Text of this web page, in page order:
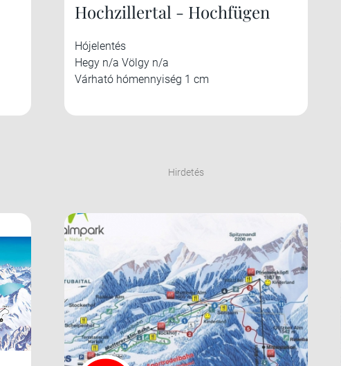
Hochzillertal - Hochfügen
Hójelentés
Hegy n/a Völgy n/a
Várható hómennyiség 1 cm
Hirdetés